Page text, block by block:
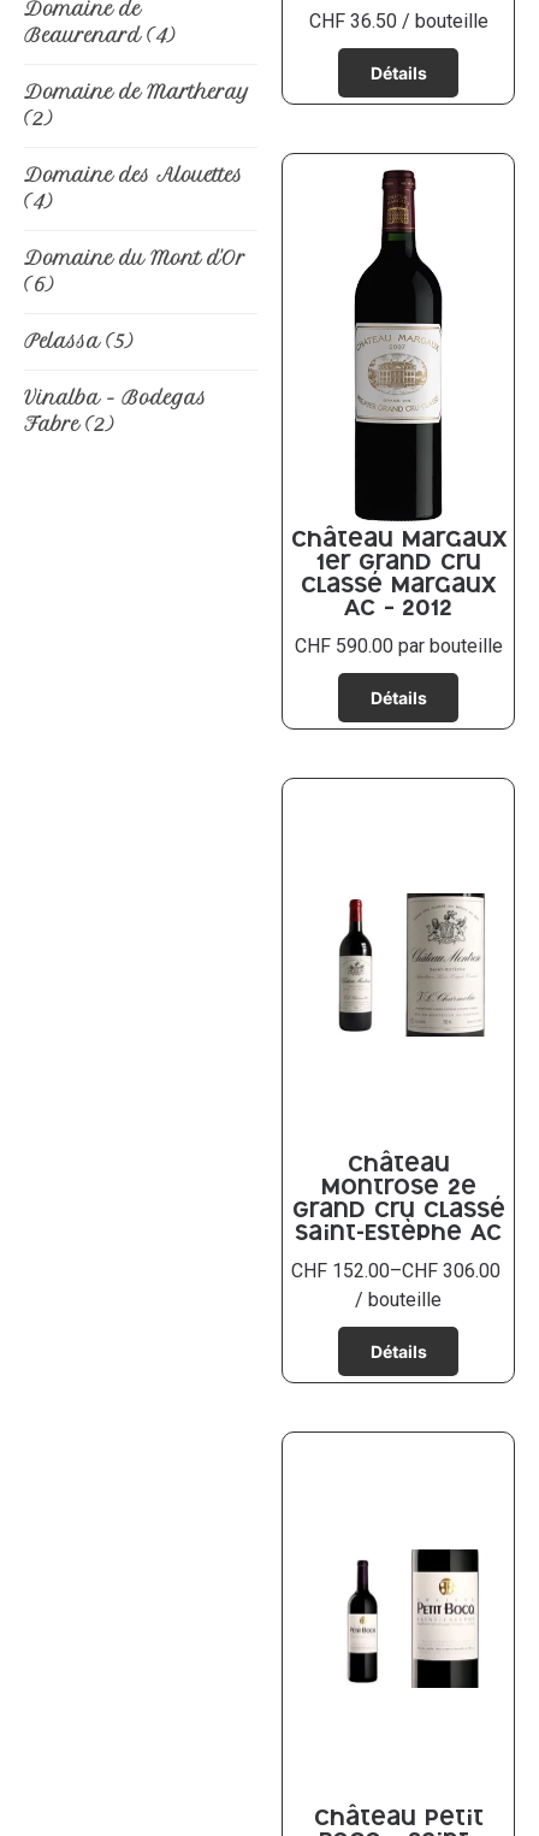
Domaine de
Beaurenard (4)
Domaine de Martheray
(2)
Domaine des Alouettes
(4)
Domaine du Mont d'Or
(6)
Pelassa (5)
Vinalba - Bodegas
Fabre (2)
CHF36.50 / bouteille
Château Margaux
1er Grand Cru
classé Margaux
AC – 2012
CHF590.00par bouteille
Château
Montrose 2e
Grand Cru classé
Saint-Estèphe AC
CHF 152.00–CHF 306.00
/ bouteille
Château Petit